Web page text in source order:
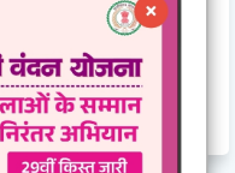
Social Event
Technology